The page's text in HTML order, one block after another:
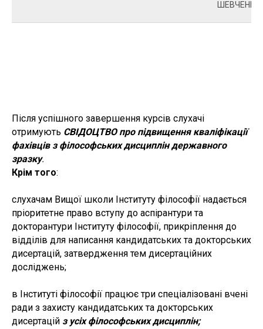
ШЕВЧЕНКО
Після успішного завершення курсів слухачі
отримують СВІДОЦТВО про підвищення кваліфікації
фахівців з філософських дисциплін державного
зразку.
Крім того:
слухачам Вищої школи Інституту філософії надається
пріоритетне право вступу до аспірантури та
докторантури Інституту філософії, прикріплення до
відділів для написання кандидатських та докторських
дисертацій, затвердження тем дисертаційних
досліджень;
в Інституті філософії працює три спеціалізовані вчені
ради з захисту кандидатських та докторських
дисертацій з усіх філософських дисциплін;